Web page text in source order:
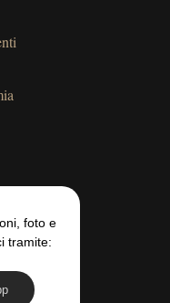
foto e
tramite: